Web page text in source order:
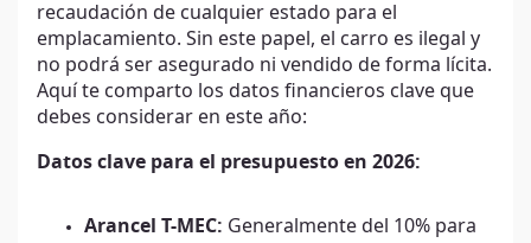
recaudación de cualquier estado para el
emplacamiento. Sin este papel, el carro es ilegal y
no podrá ser asegurado ni vendido de forma lícita.
Aquí te comparto los datos financieros clave que
debes considerar en este año:
Datos clave para el presupuesto en 2026:
Arancel T-MEC: Generalmente del 10% para